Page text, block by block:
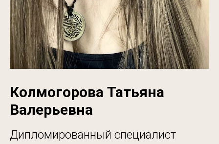
Колмогорова Татьяна
Валерьевна
Дипломированный специалист